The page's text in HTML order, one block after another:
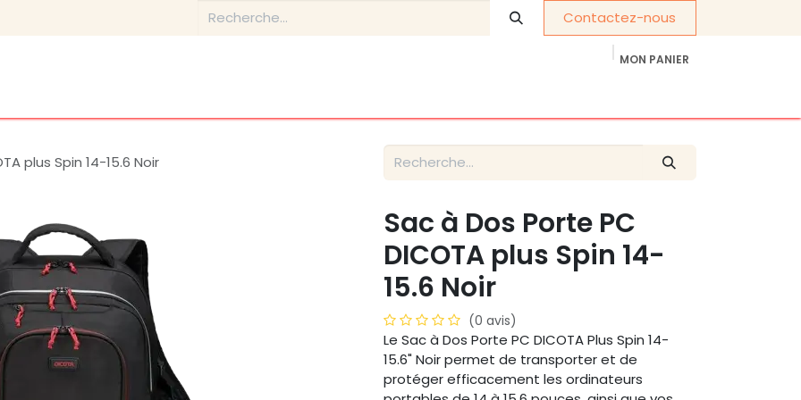
Contactez-nous
MON PANIER
plus Spin 14-15.6 Noir
Sac à Dos Porte PC
DICOTA plus Spin 14-
15.6 Noir
(0 avis)
Le Sac à Dos Porte PC DICOTA Plus Spin 14-
15.6" Noir permet de transporter et de
protéger efficacement les ordinateurs